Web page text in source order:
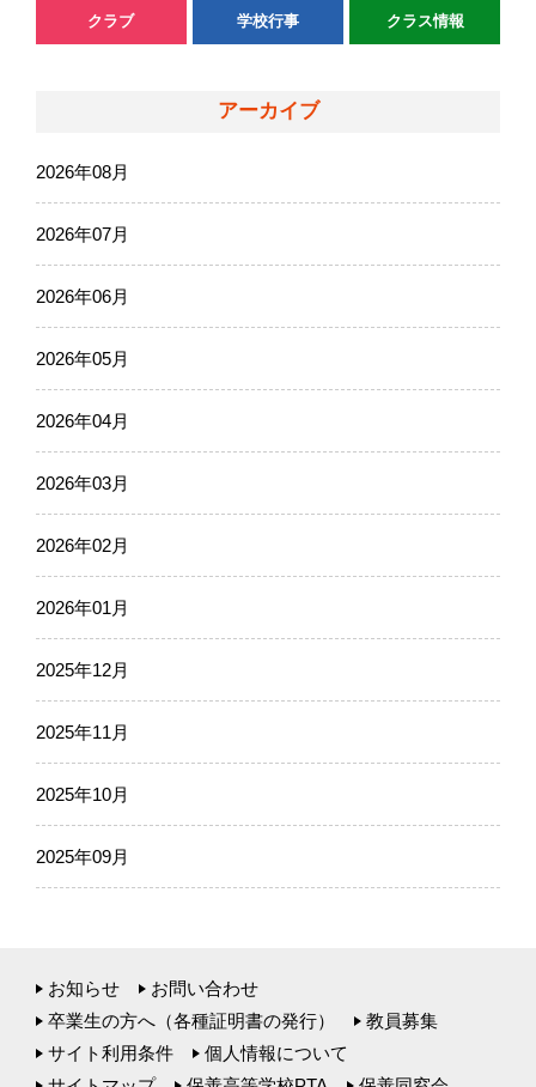
クラブ 学校行事 クラス情報
アーカイブ
2026年08月
2026年07月
2026年06月
2026年05月
2026年04月
2026年03月
2026年02月
2026年01月
2025年12月
2025年11月
2025年10月
2025年09月
お知らせ
お問い合わせ
卒業生の方へ（各種証明書の発行）
教員募集
サイト利用条件
個人情報について